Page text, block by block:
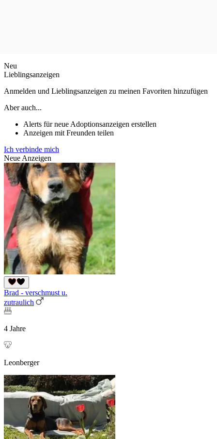
Neu
Lieblingsanzeigen
Anmelden und Lieblingsanzeigen zu meinen Favoriten hinzufügen
Aber auch...
Alerts für neue Adoptionsanzeigen erstellen
Anzeigen mit Freunden teilen
Ich verbinde mich
Neue Anzeigen
Brad - verschmust u.
zutraulich
4 Jahre
Leonberger